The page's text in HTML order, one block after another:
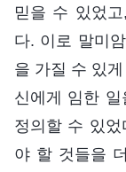
믿을 수 있었
다. 이로 말미
을 가질 수 있
신에게 임한
정의할 수 있
야 할 것들을